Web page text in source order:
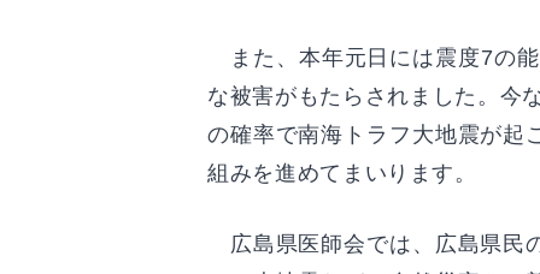
また、本年元日には震度7の
な被害がもたらされました。今
の確率で南海トラフ大地震が起
組みを進めてまいります。
広島県医師会では、広島県民